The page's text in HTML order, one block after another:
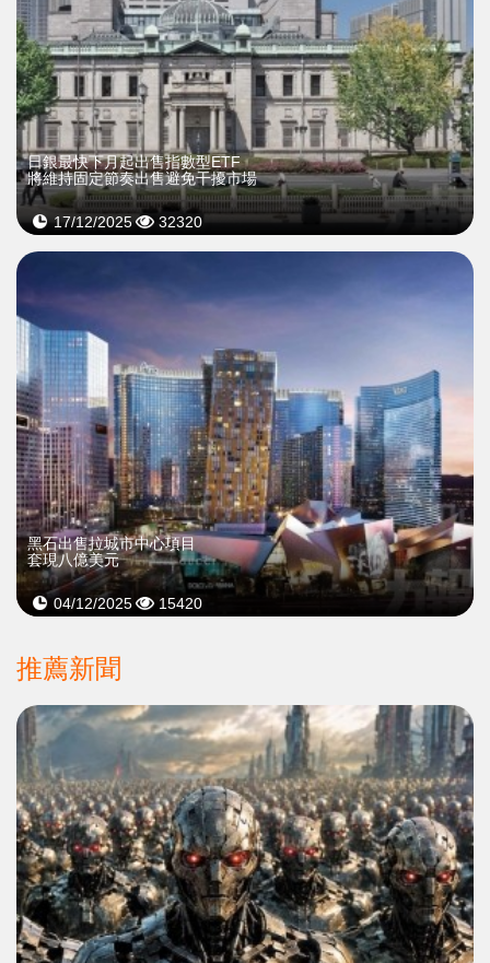
日銀最快下月起出售指數型ETF
將維持固定節奏出售避免干擾市場
17/12/2025 32320
黑石出售拉城市中心項目
套現八億美元
04/12/2025 15420
推薦新聞